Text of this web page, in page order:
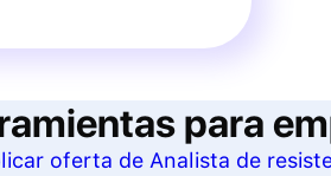
para
oferta de Analista de